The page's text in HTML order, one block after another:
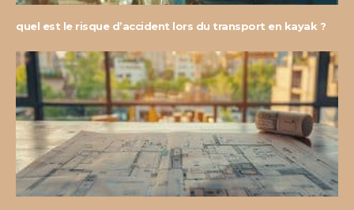
quel est le risque d’accident lors du transport en kayak ?